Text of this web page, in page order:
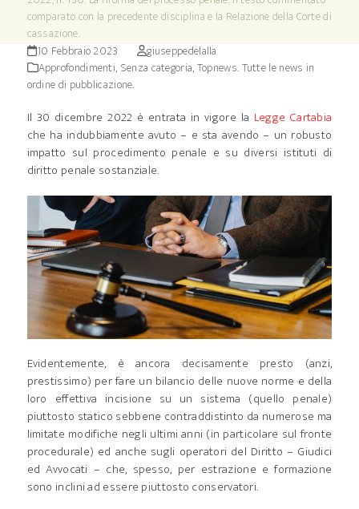
comparato con la precedente disciplina e la Relazione della Corte di
cassazione.
10 Febbraio 2023
giuseppedelalla
Approfondimenti, Senza categoria,Topnews. Tutte le news in
ordine di pubblicazione.
Il 30 dicembre 2022 è entrata in vigore la Legge Cartabia
che ha indubbiamente avuto – e sta avendo – un robusto
impatto sul procedimento penale e su diversi istituti di
diritto penale sostanziale.
Evidentemente, è ancora decisamente presto (anzi,
prestissimo) per fare un bilancio delle nuove norme e della
loro effettiva incisione su un sistema (quello penale)
piuttosto statico sebbene contraddistinto da numerose ma
limitate modifiche negli ultimi anni (in particolare sul fronte
procedurale) ed anche sugli operatori del Diritto – Giudici
ed Avvocati – che, spesso, per estrazione e formazione
sono inclini ad essere piuttosto conservatori.